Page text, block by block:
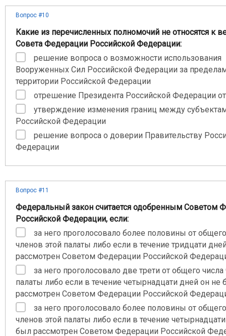
Вопрос #10
Какие из перечисленных полномочий не относятся к
Совета Федерации Российской Федерации:
решение вопроса о возможности использования
Вооруженных Сил Российской Федерации за
территории Российской Федерации
отрешение Президента Российской Федерации
утверждение изменения границ между
Российской Федерации
решение вопроса о доверии Правительству
Федерации
Вопрос #11
Федеральный закон считается одобренным Советом
Российской Федерации, если:
за него проголосовало более половины от
членов этой палаты либо если в течение тридцати
рассмотрен Советом Федерации Российской
за него проголосовало две трети от общего
палаты либо если в течение четырнадцати дней он не
рассмотрен Советом Федерации Российской
за него проголосовало более половины от
членов этой палаты либо если в течение
был рассмотрен Советом Федерации Российской